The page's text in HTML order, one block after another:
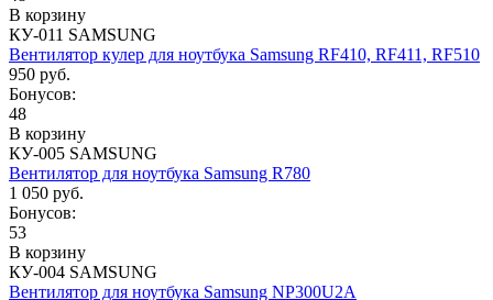
В корзину
КУ-011 SAMSUNG
Вентилятор кулер для ноутбука Samsung RF410, RF411, RF510
950 руб.
Бонусов:
48
В корзину
КУ-005 SAMSUNG
Вентилятор для ноутбука Samsung R780
1 050 руб.
Бонусов:
53
В корзину
КУ-004 SAMSUNG
Вентилятор для ноутбука Samsung NP300U2A